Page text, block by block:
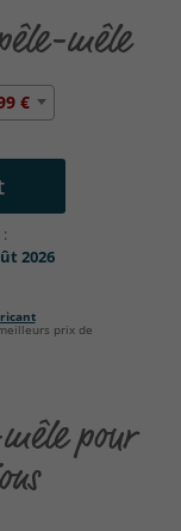
mêle
€
2026
prix de
pour